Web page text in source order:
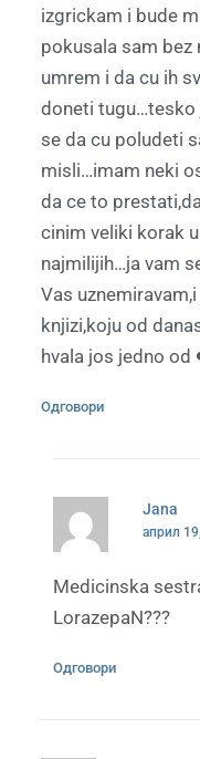
izgrickam i bude
pokusala sam bez
umrem i da cu ih
doneti tugu…tesko
se da cu poludeti
misli…imam neki
da ce to
cinim veliki korak
najmilijih…ja vam
Vas
knjizi,koju od
hvala jos jedno
Одговори
Jana
април
Medicinska
LorazepaN???
Одговори